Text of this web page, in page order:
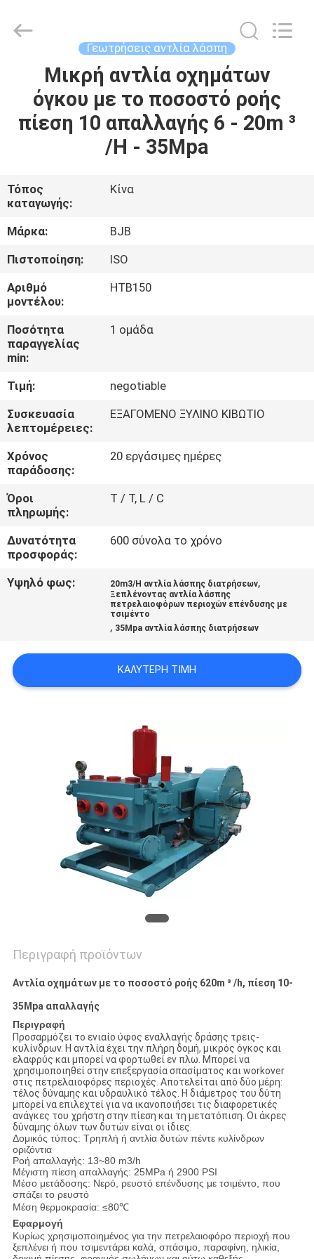
ΣΠΊΤΙ
ΠΡΟΪΌΝΤΑ
ΕΜΕΊΣ
ΓΎΡΟΣ
ΕΡΓΟΣΤΑΣΊΩΝ
ΠΟΙΟΤΙΚΌΣ
ΈΛΕΓΧΟΣ
ΕΛΆΤΕ
ΣΕ
ΕΠΑΦΉ
ΜΕ
ΖΗΤΉΣΤΕ
ΈΝΑ
ΑΠΌΣΠΑΣΜΑ
PRIVACY
POLICY
Rights
Γεωτρήσεις αντλία λάσπη
Μικρή αντλία οχημάτων
όγκου με το ποσοστό ροής
πίεση 10 απαλλαγής 6 - 20m ³
/H - 35Mpa
Τόπος
καταγωγής:
Κίνα
Μάρκα:
BJB
Πιστοποίηση:
ISO
Αριθμό
μοντέλου:
HTB150
Ποσότητα
παραγγελίας
min:
1 ομάδα
Τιμή:
negotiable
Συσκευασία
λεπτομέρειες:
ΕΞΑΓΟΜΕΝΟ ΞΥΛΙΝΟ ΚΙΒΩΤΙΟ
Χρόνος
παράδοσης:
20 εργάσιμες ημέρες
Όροι
πληρωμής:
T / T, L / C
Δυνατότητα
προσφοράς:
600 σύνολα το χρόνο
Υψηλό φως: 20m3/H αντλία λάσπης διατρήσεων,
Ξεπλένοντας αντλία λάσπης
πετρελαιοφόρων περιοχών επένδυσης με
τσιμέντο
, 35Mpa αντλία λάσπης διατρήσεων
ΚΑΛΎΤΕΡΗ ΤΙΜΉ
Περιγραφή προϊόντων
Αντλία οχημάτων με το ποσοστό ροής 620m ³ /h, πίεση 10-
35Mpa απαλλαγής
Περιγραφή
Προσαρμόζει το ενιαίο ύφος εναλλαγής δράσης τρεις-
κυλίνδρων. Η αντλία έχει την πλήρη δομή, μικρός όγκος και
ελαφρύς και μπορεί να φορτωθεί εν πλω. Μπορεί να
χρησιμοποιηθεί στην επεξεργασία σπασίματος και workover
στις πετρελαιοφόρες περιοχές. Αποτελείται από δύο μέρη:
τέλος δύναμης και υδραυλικό τέλος. Η διάμετρος του δύτη
μπορεί να επιλεχτεί για να ικανοποιήσει τις διαφορετικές
ανάγκες του χρήστη στην πίεση και τη μετατόπιση. Οι άκρες
δύναμης όλων των δυτών είναι οι ίδιες.
Δομικός τύπος: Τρηπλή ή αντλία δυτών πέντε κυλίνδρων
οριζόντια
Ροή απαλλαγής: 13~80 m3/h
Μέγιστη πίεση απαλλαγής: 25MPa ή 2900 PSI
Μέσο μετάδοσης: Νερό, ρευστό επένδυσης με τσιμέντο, που
σπάζει το ρευστό
Μέση θερμοκρασία: ≤80℃
Εφαρμογή
Κυρίως χρησιμοποιημένος για την πετρελαιοφόρο περιοχή που
ξεπλένει ή που τσιμεντάρει καλά, σπάσιμο, παραφίνη, ηλικία,